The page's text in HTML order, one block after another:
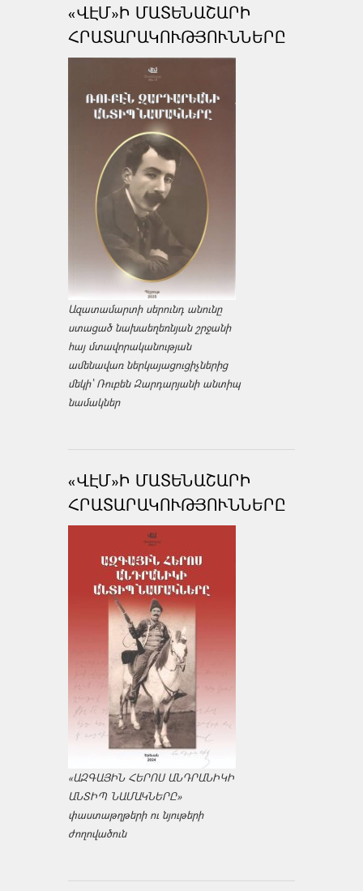
«ՎԷՄ»Ի ՄԱՏԵՆԱՇԱՐԻ
ՀՐԱՏԱՐԱԿՈՒԹՅՈՒՆՆԵՐԸ
Ազատամարտի սերունդ անունը
ստացած նախաեղեռնյան շրջանի
հայ մտավորականության
ամենավառ ներկայացուցիչներից
մեկի՝ Ռուբեն Զարդարյանի անտիպ
նամակներ
«ՎԷՄ»Ի ՄԱՏԵՆԱՇԱՐԻ
ՀՐԱՏԱՐԱԿՈՒԹՅՈՒՆՆԵՐԸ
«ԱԶԳԱՅԻՆ ՀԵՐՈՍ ԱՆԴՐԱՆԻԿԻ
ԱՆՏԻՊ ՆԱՄԱԿՆԵՐԸ»
փաստաթղթերի ու նյութերի
ժողովածուն